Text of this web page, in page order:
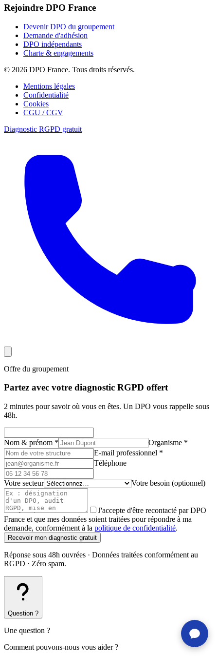
Rejoindre DPO France
Devenir DPO du groupement
Demande d'adhésion
DPO indépendants
Charte & engagements
© 2026 DPO France. Tous droits réservés.
Mentions légales
Confidentialité
Cookies
CGU / CGV
Diagnostic RGPD gratuit
Offre du groupement
Partez avec votre diagnostic RGPD offert
2 minutes pour savoir où vous en êtes. Un DPO vous rappelle sous
48h.
Nom & prénom * Organisme *
E-mail professionnel *
Téléphone
Votre secteur Votre besoin (optionnel)
J'accepte d'être recontacté par DPO
France et que mes données soient traitées pour répondre à ma
demande, conformément à la politique de confidentialité.
Recevoir mon diagnostic gratuit
Réponse sous 48h ouvrées · Données traitées conformément au
RGPD · Zéro spam.
Question ?
Une question ?
Comment pouvons-nous vous aider ?